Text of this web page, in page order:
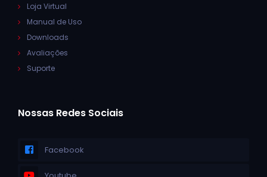
Loja Virtual
Manual de Uso
Downloads
Avaliações
Suporte
Nossas Redes Sociais
Facebook